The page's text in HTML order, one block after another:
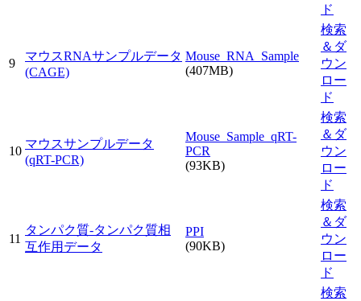
ド
9
マウスRNAサンプルデータ
(CAGE)
Mouse_RNA_Sample
(407MB)
検索
＆ダ
ウン
ロー
ド
10
マウスサンプルデータ
(qRT-PCR)
Mouse_Sample_qRT-
PCR
(93KB)
検索
＆ダ
ウン
ロー
ド
11
タンパク質-タンパク質相
互作用データ
PPI
(90KB)
検索
＆ダ
ウン
ロー
ド
検索